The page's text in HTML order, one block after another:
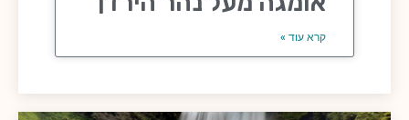
קרא עוד »